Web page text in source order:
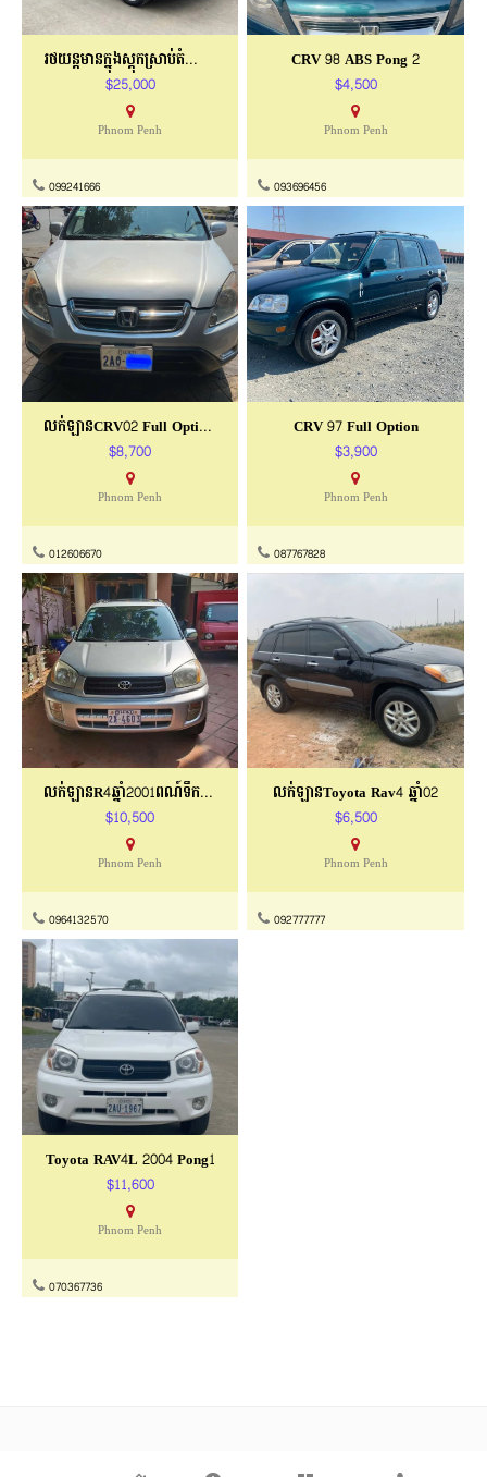
រថយន្ដមានក្នុងស្តុកស្រាប់តំលៃពិសេស
$25,000
Phnom Penh
099241666
CRV 98 ABS Pong 2
$4,500
Phnom Penh
093696456
លក់ឡានCRV02 Full Optionប៉ុង២ ពណ៌ទឹកប្រាក់
$8,700
Phnom Penh
012606670
CRV 97 Full Option
$3,900
Phnom Penh
087767828
លក់ឡានR4ឆ្នាំ2001ពណ៍ទឹកប្រាក់
$10,500
Phnom Penh
0964132570
លក់ឡាន​Toyota Rav4 ឆ្នាំ02​
$6,500
Phnom Penh
092777777
Toyota RAV4L 2004 Pong1
$11,600
Phnom Penh
070367736